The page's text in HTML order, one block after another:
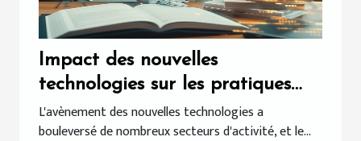
Impact des nouvelles
technologies sur les pratiques
juridiques actuelles
L'avènement des nouvelles technologies a
bouleversé de nombreux secteurs d'activité, et le...